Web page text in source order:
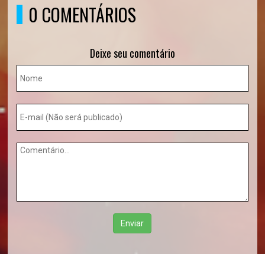
0 COMENTÁRIOS
Deixe seu comentário
Enviar